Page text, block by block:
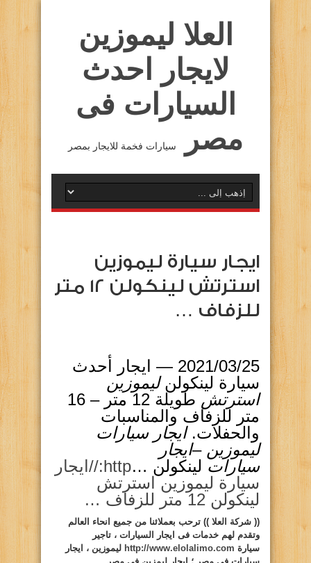
العلا ليموزين
لايجار احدث
السيارات فى
مصر
سيارات فخمة للايجار بمصر
ايجار سيارة ليموزين
استرتش لينكولن 12 متر
للزفاف …
25‏/03‏/2021 —
ايجار أحدث
سيارة لينكولنليموزين
استرتش
طويلة 12 متر – 16
متر للزفاف والمناسبات
والحفلات.ايجار سيارات
ليموزين –ايجار
سيارات لينكولن …
http://ايجار
سيارة ليموزين استرتش
لينكولن 12 متر للزفاف …
(( شركة العلا )) ترحب بعملائنا من جميع انحاء العالم
وتقدم لهم خدمات فى ايجار السيارات ، تاجير
سيارة http://www.elolalimo.com ليموزين ، ايجار